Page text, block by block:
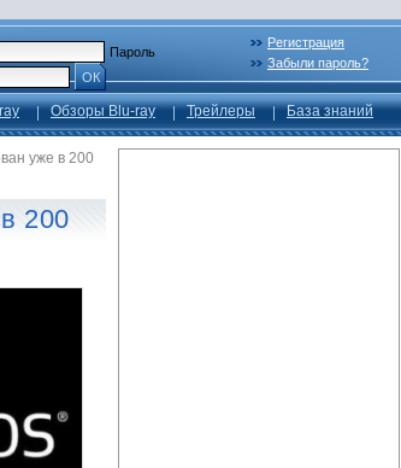
Пароль
ОК
Регистрация
Забыли пароль?
Обзоры Blu-ray Трейлеры База знаний
уже в 200
200